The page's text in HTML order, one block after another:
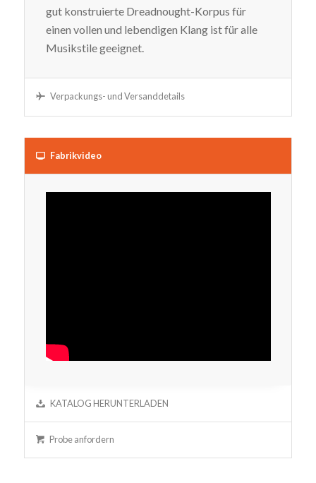
gut konstruierte Dreadnought-Korpus für
einen vollen und lebendigen Klang ist für alle
Musikstile geeignet.
Verpackungs- und Versanddetails
Fabrikvideo
KATALOG HERUNTERLADEN
Probe anfordern